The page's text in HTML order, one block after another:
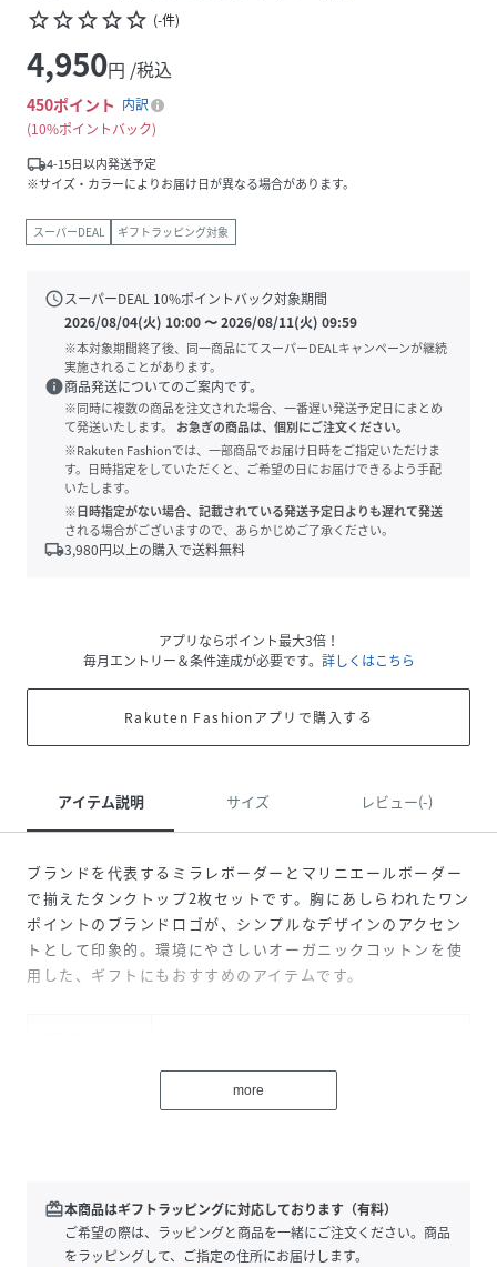
star_borderstar_borderstar_borderstar_borderstar_border (-件)
4,950円 /税込
450ポイント 内訳
10%ポイントバック
local_shipping4-15日以内発送予定
※サイズ・カラーによりお届け日が異なる場合があります。
スーパーDEAL ギフトラッピング対象
scheduleスーパーDEAL 10%ポイントバック対象期間
2026/08/04(火) 10:00〜2026/08/11(火) 09:59
※本対象期間終了後、同一商品にてスーパーDEALキャンペーンが継続
実施されることがあります。
info商品発送についてのご案内です。
※同時に複数の商品を注文された場合、一番遅い発送予定日にまとめ
て発送いたします。
お急ぎの商品は、個別にご注文ください。
※Rakuten Fashionでは、一部商品でお届け日時をご指定いただけま
す。日時指定をしていただくと、ご希望の日にお届けできるよう手配
いたします。
※日時指定がない場合、記載されている発送予定日よりも遅れて発送
される場合がございますので、あらかじめご了承ください。
local_shipping3,980円以上の購入で送料無料
アプリならポイント最大3倍！
毎月エントリー＆条件達成が必要です。 詳しくはこちら
Rakuten Fashionアプリで購入する
アイテム説明 サイズ レビュー(-)
ブランドを代表するミラレボーダーとマリニエールボーダー
で揃えたタンクトップ2枚セットです。胸にあしらわれたワン
ポイントのブランドロゴが、シンプルなデザインのアクセン
トとして印象的。環境にやさしいオーガニックコットンを使
用した、ギフトにもおすすめのアイテムです。
品番
DW3645_A01DSA
( A01DSA-00-040 DW3645
more
redeem本商品はギフトラッピングに対応しております（有料）
ご希望の際は、ラッピングと商品を一緒にご注文ください。商品
をラッピングして、ご指定の住所にお届けします。